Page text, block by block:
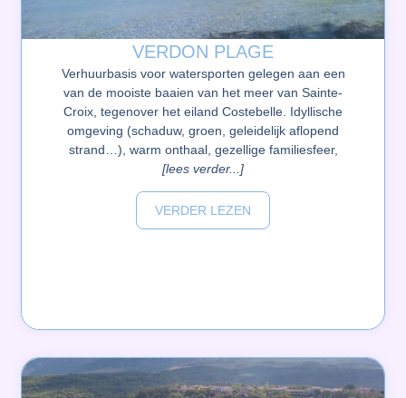
VERDON PLAGE
Verhuurbasis voor watersporten gelegen aan een
van de mooiste baaien van het meer van Sainte-
Croix, tegenover het eiland Costebelle. Idyllische
omgeving (schaduw, groen, geleidelijk aflopend
strand…), warm onthaal, gezellige familiesfeer,
[lees verder...]
VERDER LEZEN